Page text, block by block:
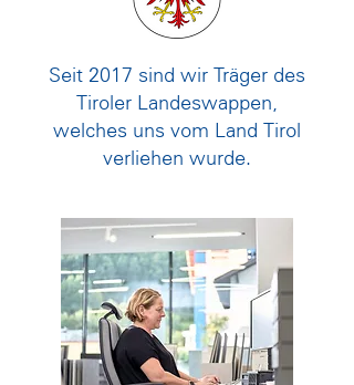
Seit 2017 sind wir Träger des
Tiroler Landeswappen,
welches uns vom Land Tirol
verliehen wurde.